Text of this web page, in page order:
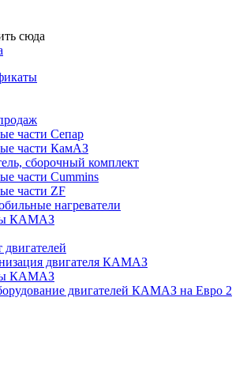
сюда
части Сепар
части КамАЗ
сборочный комплект
части Cummins
части ZF
нагреватели
КАМАЗ
двигателей
двигателя КАМАЗ
КАМАЗ
двигателей КАМАЗ на Евро 2